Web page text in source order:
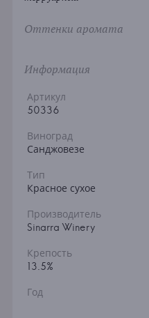
Оттенки аромата
Информация
Артикул
50336
Виноград
Санджовезе
Тип
Красное сухое
Производитель
Sinarra Winery
Крепость
13.5%
Год